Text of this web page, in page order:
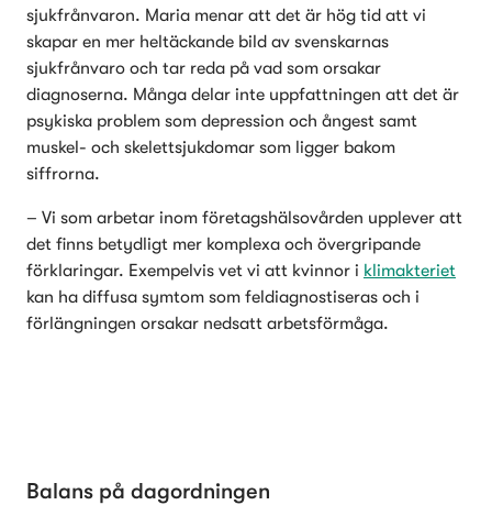
sjukfrånvaron. Maria menar att det är hög tid att vi
skapar en mer heltäckande bild av svenskarnas
sjukfrånvaro och tar reda på vad som orsakar
diagnoserna. Många delar inte uppfattningen att det är
psykiska problem som depression och ångest samt
muskel- och skelettsjukdomar som ligger bakom
siffrorna.
– Vi som arbetar inom företagshälsovården upplever att
det finns betydligt mer komplexa och övergripande
förklaringar. Exempelvis vet vi att kvinnor i klimakteriet
kan ha diffusa symtom som feldiagnostiseras och i
förlängningen orsakar nedsatt arbetsförmåga.
Balans på dagordningen